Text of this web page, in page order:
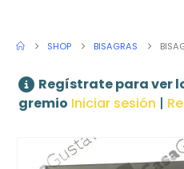
SHOP BISAGRAS
Regístrate para ver
gremio Iniciar sesión |